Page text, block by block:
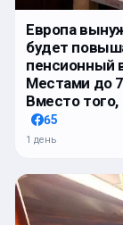
Европа
будет
пенсионный
Местами до
Вместо
65
1 день